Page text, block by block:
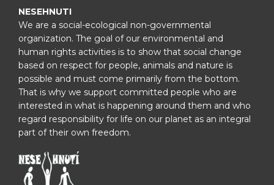
NESEHNUTI
We are a social-ecological non-governmental
organization. The goal of our environmental and
human rights activities is to show that social change
based on respect for people, animals and nature is
possible and must come primarily from the bottom.
That is why we support committed people who are
interested in what is happening around them and who
regard responsibility for life on our planet as an integral
part of their own freedom.